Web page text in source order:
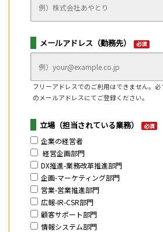
メールアドレス（勤務先） 必須
フリーアドレスでのご利用はできません。
のメールアドレスにてご登録ください。
立場（担当されている業務） 必須
企業の経営者
経営企画部門
DX推進-業務改革推進部門
企画-マーケティング部門
営業-営業推進部門
広報-IR-CSR部門
顧客サポート部門
情報システム部門